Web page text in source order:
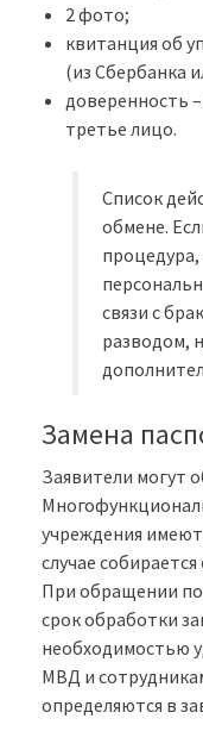
2 фото;
квитанция об
(из Сбербанка
доверенность
третье лицо.
Список
обмене.
процедура,
связи с
разводом,
Замена
Заявители могут
учреждения
случае
При обращении
срок обработки
необходимостью
МВД и
определяются в